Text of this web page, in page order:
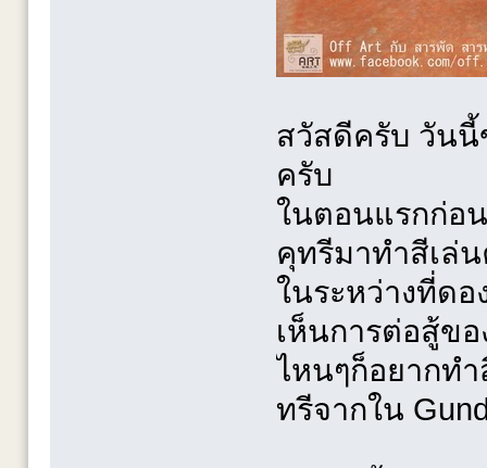
สวัสดีครับ วันนี้
ครับ
ในตอนแรกก่อ
คุทรีมาทำสีเล่
ในระหว่างที่ดอ
เห็นการต่อสู้ข
ไหนๆก็อยากท
ทรีจากใน